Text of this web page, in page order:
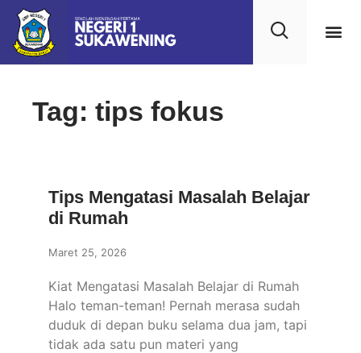
Tag: tips fokus
Tips Mengatasi Masalah Belajar
di Rumah
Maret 25, 2026
Kiat Mengatasi Masalah Belajar di Rumah
Halo teman-teman! Pernah merasa sudah
duduk di depan buku selama dua jam, tapi
tidak ada satu pun materi yang